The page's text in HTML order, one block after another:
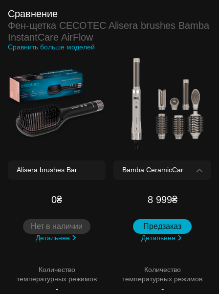
Сравнение
Фен-щетка CECOTEC Alisera brushes Bamba
InstantCare AirFlow
Сравнить больше моделей
0₴
Нет в наличии
Детальнее
Количество
температурных режимов
-
8 999₴
Предзаказ
Детальнее
Количество
температурных режимов
-